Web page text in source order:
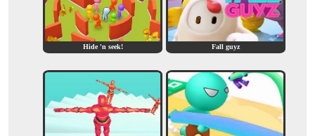
Hide 'n seek! Fall guyz